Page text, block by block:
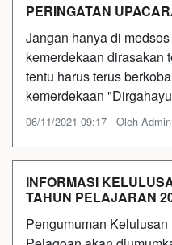
PERINGATAN
Jangan hanya di
kemerdekaan dirasakan
tentu harus terus
kemerdekaan
06/11/2021 09:17 - Oleh
INFORMASI
TAHUN PELAJARAN
Pengumuman